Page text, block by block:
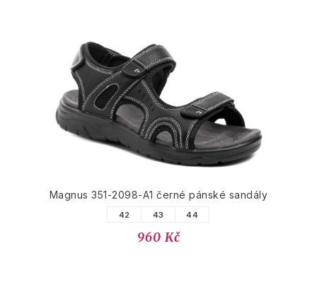
Magnus 351-2098-A1 černé pánské sandály
42 43 44
960 Kč